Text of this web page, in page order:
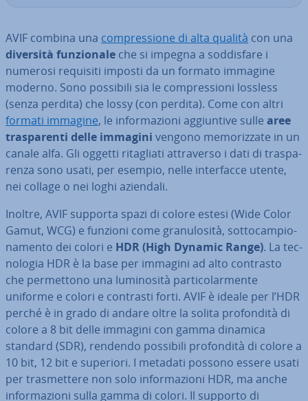
AVIF combina una com­pres­sio­ne di alta qualità con una
diversità fun­zio­na­le che si impegna a sod­di­sfa­re i
numerosi requisiti imposti da un formato immagine
moderno. Sono possibili sia le com­pres­sio­ni lossless
(senza perdita) che lossy (con perdita). Come con altri
formati immagine, le in­for­ma­zio­ni ag­giun­ti­ve sulle aree
tra­spa­ren­ti delle immagini vengono me­mo­riz­za­te in un
canale alfa. Gli oggetti ri­ta­glia­ti at­tra­ver­so i dati di tra­spa­
ren­za sono usati, per esempio, nelle in­ter­fac­ce utente,
nei collage o nei loghi aziendali.
Inoltre, AVIF supporta spazi di colore estesi (Wide Color
Gamut, WCG) e funzioni come gra­nu­lo­si­tà, sot­to­cam­pio­
na­men­to dei colori e HDR (High Dynamic Range). La tec­
no­lo­gia HDR è la base per immagini ad alto contrasto
che per­met­to­no una lu­mi­no­si­tà par­ti­co­lar­men­te
uniforme e colori e contrasti forti. AVIF è ideale per l’HDR
perché è in grado di andare oltre la solita pro­fon­di­tà di
colore a 8 bit delle immagini con gamma dinamica
standard (SDR), rendendo possibili pro­fon­di­tà di colore a
10 bit, 12 bit e superiori. I metadati possono essere usati
per tra­smet­te­re non solo in­for­ma­zio­ni HDR, ma anche
in­for­ma­zio­ni sulla gamma di colori. Il supporto di